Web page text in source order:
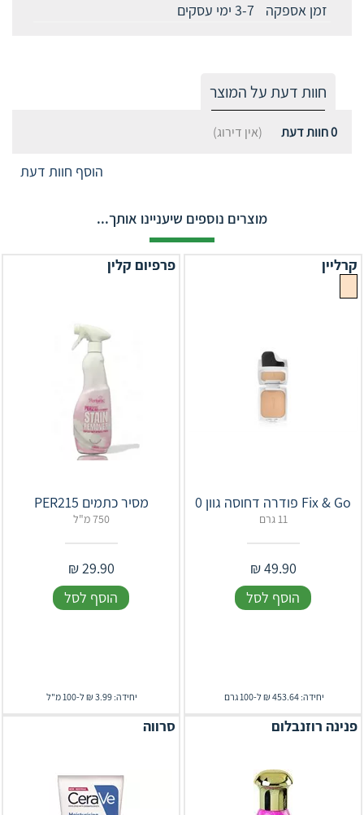
זמן אספקה 3-7 ימי עסקים
חוות דעת על המוצר
0חוות דעת (אין דירוג)
הוסף חוות דעת
מוצרים נוספים שיעניינו אותך...
קרליין
Fix & Go פודרה דחוסה גוון 0
11 גרם
49.90
₪
הוסף לסל
יחידה: 453.64 ₪ ל-100 גרם
פרפיום קלין
מסיר כתמים PER215
750 מ"ל
29.90
₪
הוסף לסל
יחידה: 3.99 ₪ ל-100 מ"ל
פנינה רוזנבלום סרווה